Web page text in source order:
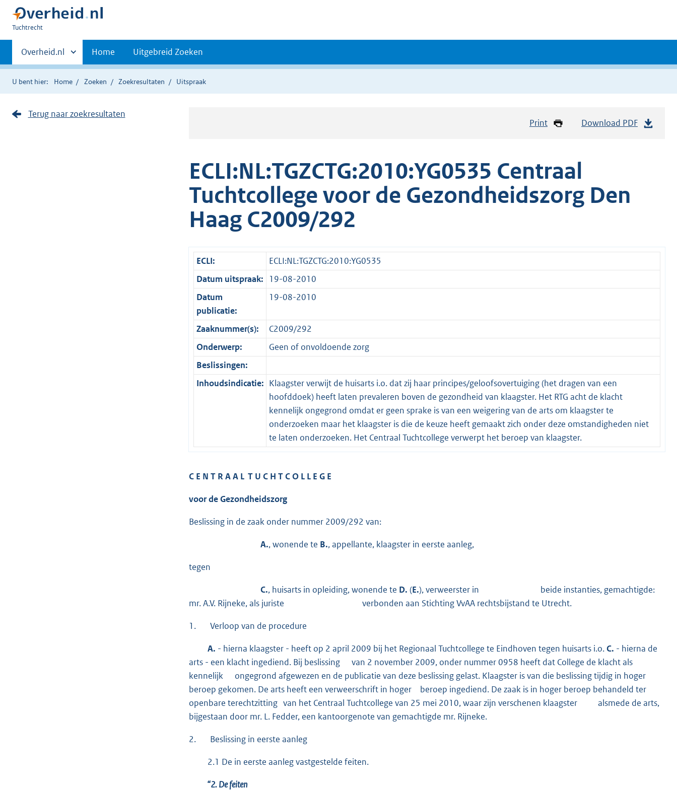
U
hier:
Tuchtrecht
Primaire
navigatie
Andere
sites
binnen
Overheid.nl Home Uitgebreid Zoeken
U bent hier: Home Zoeken Zoekresultaten Uitspraak
Print Download PDF
ECLI:NL:TGZCTG:2010:YG0535 Centraal
Tuchtcollege voor de Gezondheidszorg Den
Haag C2009/292
ECLI:
ECLI:NL:TGZCTG:2010:YG0535
Datum uitspraak:
19-08-2010
Datum
publicatie:
19-08-2010
Zaaknummer(s):
C2009/292
Onderwerp:
Geen of onvoldoende zorg
Beslissingen:
Inhoudsindicatie: Klaagster verwijt de huisarts i.o. dat zij haar principes/geloofsovertuiging (het dragen van een
hoofddoek) heeft laten prevaleren boven de gezondheid van klaagster. Het RTG acht de klacht
kennelijk ongegrond omdat er geen sprake is van een weigering van de arts om klaagster te
onderzoeken maar het klaagster is die de keuze heeft gemaakt zich onder deze omstandigheden niet
te laten onderzoeken. Het Centraal Tuchtcollege verwerpt het beroep van klaagster.
C E N T R A A L T U C H T C O L L E G E
voor de Gezondheidszorg
Beslissing in de zaak onder nummer 2009/292 van:
A., wonende te B., appellante, klaagster in eerste aanleg,
tegen
C., huisarts in opleiding, wonende te D. (E.), verweerster in beide instanties, gemachtigde:
mr. A.V. Rijneke, als juriste verbonden aan Stichting VvAA rechtsbijstand te Utrecht.
1. Verloop van de procedure
A. - hierna klaagster - heeft op 2 april 2009 bij het Regionaal Tuchtcollege te Eindhoven tegen huisarts i.o.C. - hierna de
arts - een klacht ingediend. Bij beslissing van 2 november 2009, onder nummer 0958 heeft dat College de klacht als
kennelijk ongegrond afgewezen en de publicatie van deze beslissing gelast. Klaagster is van die beslissing tijdig in hoger
beroep gekomen. De arts heeft een verweerschrift in hoger beroep ingediend. De zaak is in hoger beroep behandeld ter
openbare terechtzitting van het Centraal Tuchtcollege van 25 mei 2010, waar zijn verschenen klaagster alsmede de arts,
bijgestaan door mr. L. Fedder, een kantoorgenote van gemachtigde mr. Rijneke.
2. Beslissing in eerste aanleg
2.1 De in eerste aanleg vastgestelde feiten.
“2. De feiten
Terug naar zoekresultaten